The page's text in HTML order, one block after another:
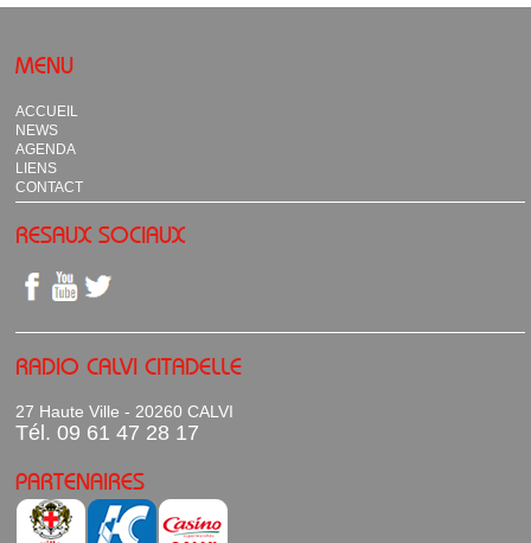
MENU
ACCUEIL
NEWS
AGENDA
LIENS
CONTACT
RESAUX SOCIAUX
RADIO CALVI CITADELLE
27 Haute Ville - 20260 CALVI
Tél. 09 61 47 28 17
PARTENAIRES